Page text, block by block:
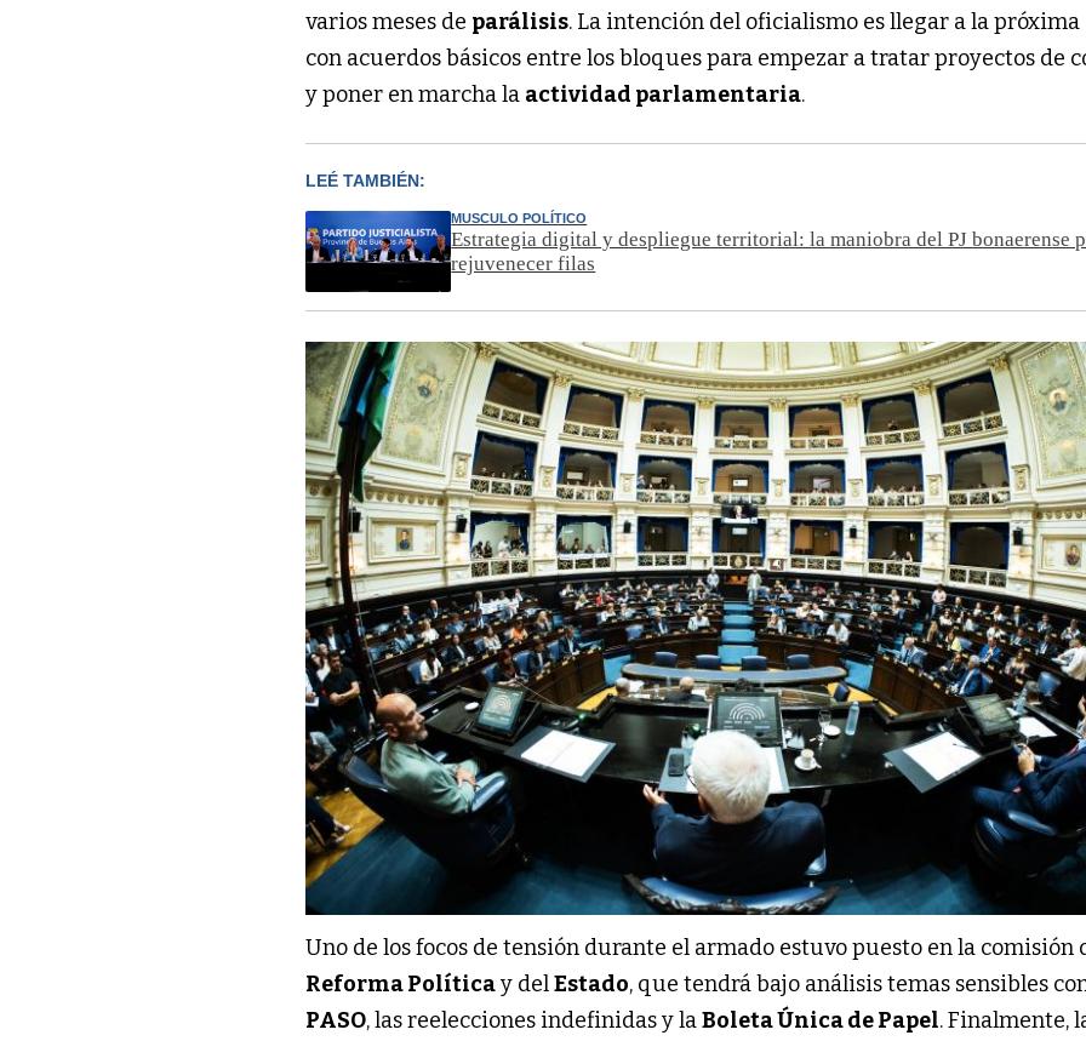
varios meses de parálisis. La intención del oficialismo es llegar a la próxima
con acuerdos básicos entre los bloques para empezar a tratar proyectos de
y poner en marcha la actividad parlamentaria.
LEÉ TAMBIÉN:
MUSCULO POLÍTICO
Estrategia digital y despliegue territorial: la maniobra del PJ bonaerense
rejuvenecer filas
Uno de los focos de tensión durante el armado estuvo puesto en la comisión
Reforma Políticay delEstado, que tendrá bajo análisis temas sensibles
PASO, las reelecciones indefinidas y laBoleta Única de Papel. Finalmente,